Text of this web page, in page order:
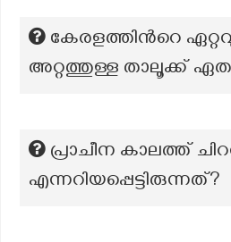
കേരളത്തിന്‍റെ
അറ്റത്തുള്ള താലൂക്ക്
പ്രാചീന കാലത്ത്
എന്നറിയപ്പെട്ടിരുന്നത്?